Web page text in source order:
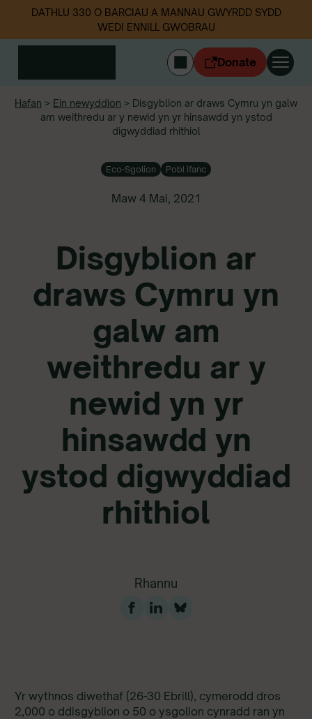
DATHLU 330 O BARCIAU A MANNAU GWYRDD SYDD
WEDI ENNILL GWOBRAU
Donate
Hafan > Ein newyddion > Disgyblion ar draws Cymru yn galw
am weithredu ar y newid yn yr hinsawdd yn ystod
digwyddiad rhithiol
Eco-Sgolion Pobl ifanc
Maw 4 Mai, 2021
Disgyblion ar
draws Cymru yn
galw am
weithredu ar y
newid yn yr
hinsawdd yn
ystod digwyddiad
rhithiol
Rhannu
Yr wythnos diwethaf (26-30 Ebrill), cymerodd dros
2,000 o ddisgyblion o 50 o ysgolion cynradd ran yn
ENGLISH
Mewngofnodi
Ein gwaith
Digwyddiadau
Data sbwriel
Newyddion
Dilynwch ni